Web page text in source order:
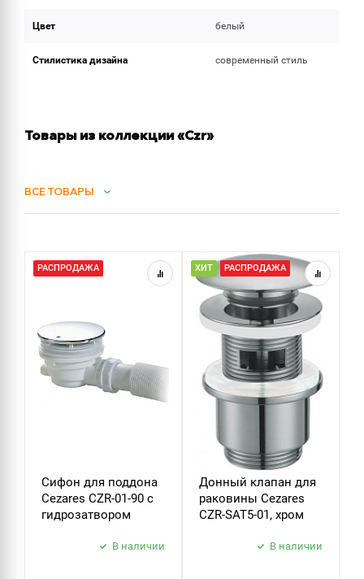
Цвет белый
Стилистика дизайна современный стиль
Товары из коллекции «Czr»
ВСЕ ТОВАРЫ
ДУШ
ДУШЕВЫЕ ГАРНИТУРЫ
РАСПРОДАЖА
Сифон для поддона
Cezares CZR-01-90 с
гидрозатвором
В наличии
ХИТ РАСПРОДАЖА
Донный клапан для
раковины Cezares
CZR-SAT5-01, хром
В наличии